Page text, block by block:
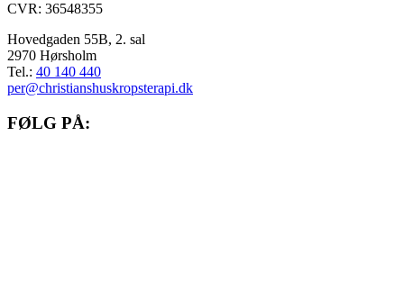
CVR: 36548355
Hovedgaden 55B, 2. sal
2970 Hørsholm
Tel.: 40 140 440
per@christianshuskropsterapi.dk
FØLG PÅ: